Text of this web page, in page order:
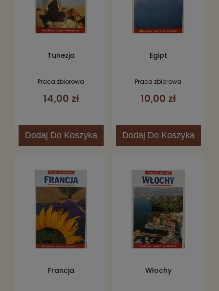
Tunezja
Praca zbiorowa
14,00 zł
Dodaj Do Koszyka
Egipt
Praca zbiorowa
10,00 zł
Dodaj Do Koszyka
Francja Włochy